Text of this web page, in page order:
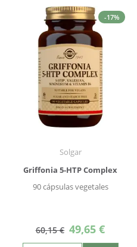
-17%
Solgar
Griffonia 5-HTP Complex
90 cápsulas vegetales
60,15 € Precio
especial
49,65 €